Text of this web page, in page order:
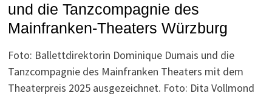
und die Tanzcompagnie des
Mainfranken-Theaters Würzburg
Foto: Ballettdirektorin Dominique Dumais und die
Tanzcompagnie des Mainfranken Theaters mit dem
Theaterpreis 2025 ausgezeichnet. Foto: Dita Vollmond